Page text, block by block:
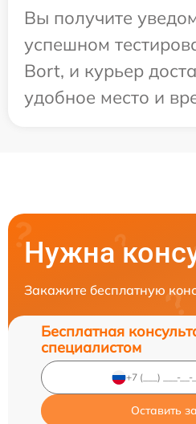
Вы получите
успешном
Bort, и курьер
удобное место и
Нужна
Закажите бесплатную
Бесплатная
специалистом
Оставить